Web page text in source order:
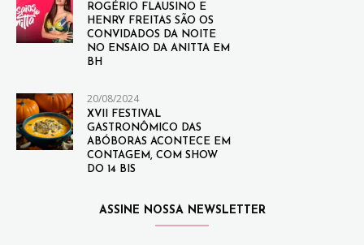
ROGÉRIO FLAUSINO E
HENRY FREITAS SÃO OS
CONVIDADOS DA NOITE
NO ENSAIO DA ANITTA EM
BH
20/08/2024
XVII FESTIVAL
GASTRONÔMICO DAS
ABÓBORAS ACONTECE EM
CONTAGEM, COM SHOW
DO 14 BIS
ASSINE NOSSA NEWSLETTER